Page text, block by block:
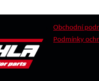
Obchodní
Podmínky